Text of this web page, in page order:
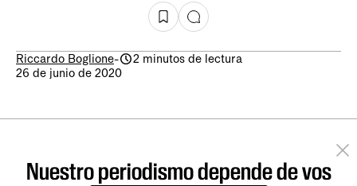
Riccardo Boglione-
2 minutos de lectura
26 de junio de 2020
Nuestro periodismo depende de vos